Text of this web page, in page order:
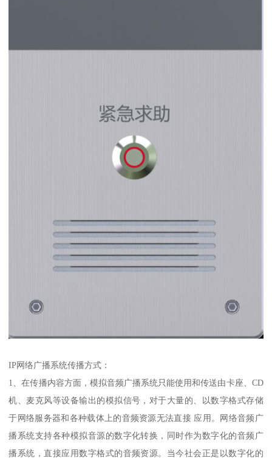
IP网络广播系统传播方式：
1、在传播内容方面，模拟音频广播系统只能使用和传送由卡座、CD
机、麦克风等设备输出的模拟信号，对于大量的、以数字格式存储
于网络服务器和各种载体上的音频资源无法直接 应用。网络音频广
播系统支持各种模拟音源的数字化转换，同时作为数字化的音频广
播系统，直接应用数字格式的音频资源。当今社会正是以数字化的